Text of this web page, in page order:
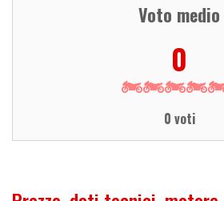
Voto medio
0
0 voti